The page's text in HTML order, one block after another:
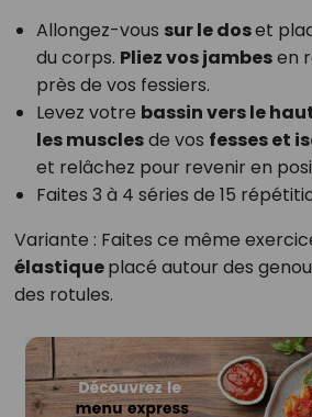
Allongez-vous sur le doset
du corps. Pliez vos jambesen
près de vos fessiers.
Levez votre bassin vers le
les musclesde vos fesses et
et relâchez pour revenir en
Faites 3 à 4 séries de 15
Variante : Faites ce même
élastiqueplacé autour des
des rotules.